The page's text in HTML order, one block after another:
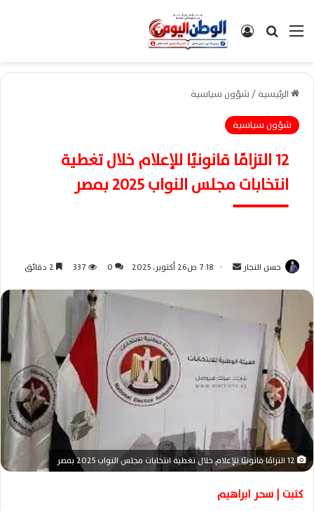
القائمةبحث عن تسجيل الدخول
الرئيسية/شؤون سياسية
شؤون سياسية
12 التزامًا قانونيًا للإعلام خلال تغطية
انتخابات مجلس النواب 2025 بمصر
حسن النجار
ي
د
ل
ك
ت
و
7:18 ص26 أكتوبر، 2025 0
337
كتبت | سحر ابراهيم